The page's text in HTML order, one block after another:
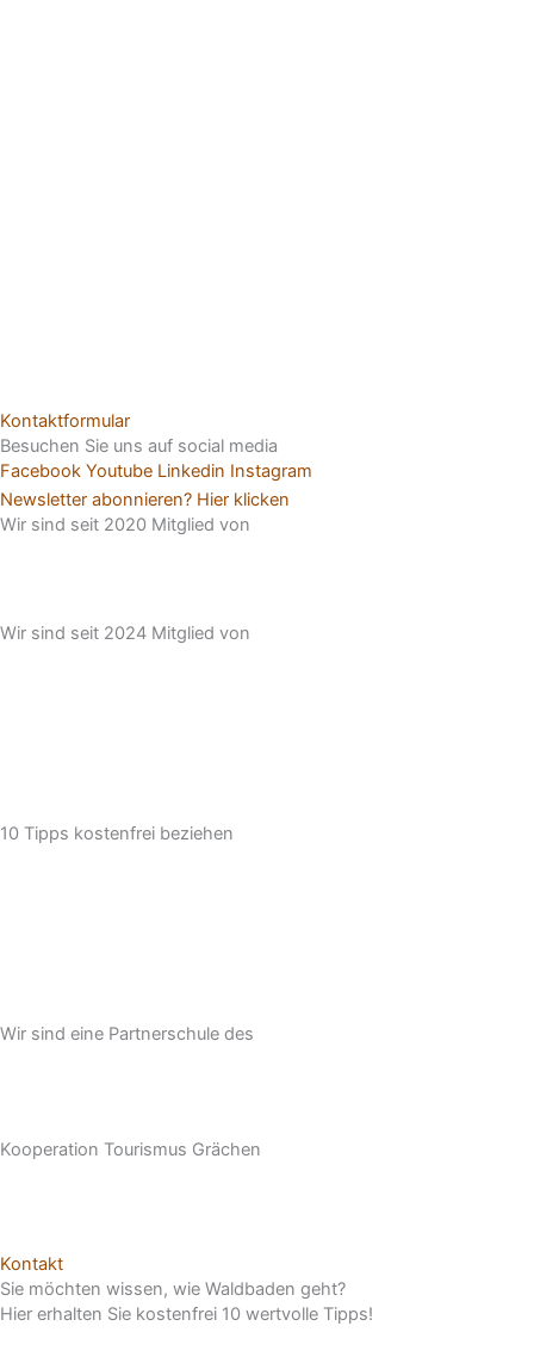
Kontaktformular
Besuchen Sie uns auf social media
Facebook Youtube Linkedin Instagram
Newsletter abonnieren? Hier klicken
Wir sind seit 2020 Mitglied von
Wir sind seit 2024 Mitglied von
10 Tipps kostenfrei beziehen
Wir sind eine Partnerschule des
Kooperation Tourismus Grächen
Kontakt
Sie möchten wissen, wie Waldbaden geht?
Hier erhalten Sie kostenfrei 10 wertvolle Tipps!